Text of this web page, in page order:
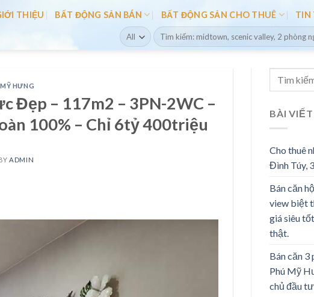
THIỆU BẤT ĐỘNG SẢN BÁN BẤT ĐỘNG SẢN CHO THUÊ TIN
Search
for:
HƯNG
Đẹp – 117m2 – 3PN-2WC –
100% – Chỉ 6tỷ 400triệu
ADMIN
BÀI
Cho thuê
Đình Túy,
Bán căn
view biệt
giá siêu
thật.
Bán căn 3
Phú Mỹ
chủ đầu